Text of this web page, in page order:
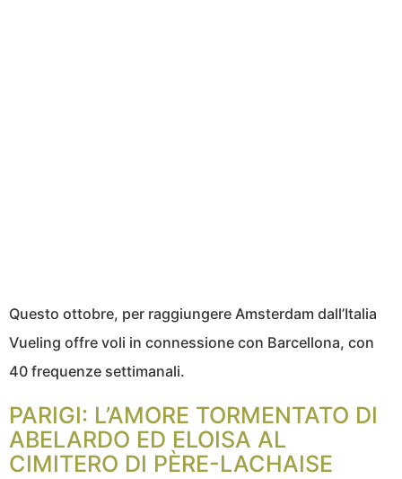
Questo ottobre, per raggiungere Amsterdam dall’Italia
Vueling offre voli in connessione con Barcellona, con
40 frequenze settimanali.
PARIGI: L’AMORE TORMENTATO DI
ABELARDO ED ELOISA AL
CIMITERO DI PÈRE-LACHAISE